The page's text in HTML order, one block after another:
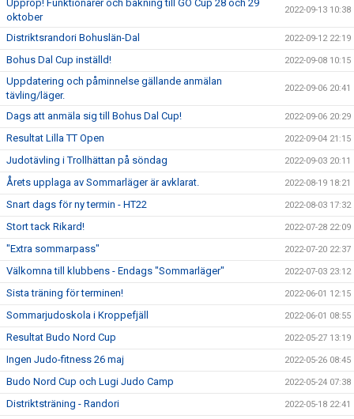
Upprop! Funktionärer och bakning till GO Cup 28 och 29
oktober
2022-09-13 10:38
Distriktsrandori Bohuslän-Dal 2022-09-12 22:19
Bohus Dal Cup inställd! 2022-09-08 10:15
Uppdatering och påminnelse gällande anmälan
tävling/läger.
2022-09-06 20:41
Dags att anmäla sig till Bohus Dal Cup! 2022-09-06 20:29
Resultat Lilla TT Open 2022-09-04 21:15
Judotävling i Trollhättan på söndag 2022-09-03 20:11
Årets upplaga av Sommarläger är avklarat. 2022-08-19 18:21
Snart dags för ny termin - HT22 2022-08-03 17:32
Stort tack Rikard! 2022-07-28 22:09
"Extra sommarpass" 2022-07-20 22:37
Välkomna till klubbens - Endags "Sommarläger" 2022-07-03 23:12
Sista träning för terminen! 2022-06-01 12:15
Sommarjudoskola i Kroppefjäll 2022-06-01 08:55
Resultat Budo Nord Cup 2022-05-27 13:19
Ingen Judo-fitness 26 maj 2022-05-26 08:45
Budo Nord Cup och Lugi Judo Camp 2022-05-24 07:38
Distriktsträning - Randori 2022-05-18 22:41